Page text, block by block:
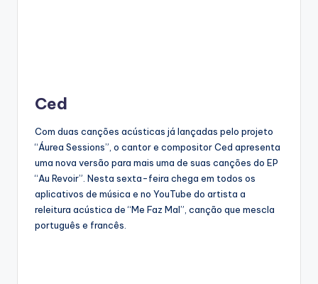
Ced
Com duas canções acústicas já lançadas pelo projeto
“Áurea Sessions”, o cantor e compositor Ced apresenta
uma nova versão para mais uma de suas canções do EP
“Au Revoir”. Nesta sexta-feira chega em todos os
aplicativos de música e no YouTube do artista a
releitura acústica de “Me Faz Mal”, canção que mescla
português e francês.